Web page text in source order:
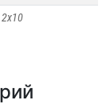
2х10